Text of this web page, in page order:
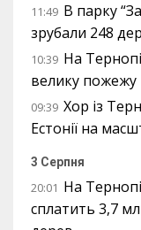
11:49 В парку
зрубали 248
10:39 На
велику пожежу
09:39 Хор із
Естонії на
3 Серпня
20:01 На
сплатить 3,7